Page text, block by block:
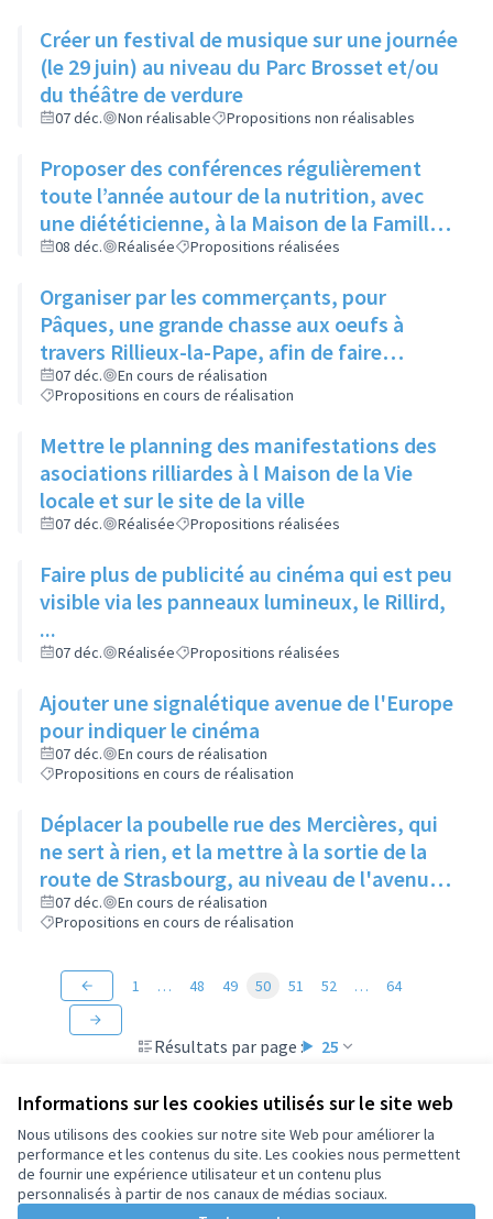
Informations sur les cookies utilisés sur le site web
Nous utilisons des cookies sur notre site Web pour améliorer la
performance et les contenus du site. Les cookies nous permettent
de fournir une expérience utilisateur et un contenu plus
personnalisés à partir de nos canaux de médias sociaux.
Créer un festival de musique sur une journée
(le 29 juin) au niveau du Parc Brosset et/ou
du théâtre de verdure
07 déc. Non réalisable Propositions non réalisables
Proposer des conférences régulièrement
toute l’année autour de la nutrition, avec
une diététicienne, à la Maison de la Famille
et de la Parentalité
08 déc. Réalisée Propositions réalisées
Organiser par les commerçants, pour
Pâques, une grande chasse aux oeufs à
travers Rillieux-la-Pape, afin de faire
connaître différents endroits aux habitants
07 déc.
En cours de réalisation
Propositions en cours de réalisation
Mettre le planning des manifestations des
asociations rilliardes à l Maison de la Vie
locale et sur le site de la ville
07 déc. Réalisée Propositions réalisées
Faire plus de publicité au cinéma qui est peu
visible via les panneaux lumineux, le Rillird,
...
07 déc. Réalisée Propositions réalisées
Ajouter une signalétique avenue de l'Europe
pour indiquer le cinéma
07 déc.
En cours de réalisation
Propositions en cours de réalisation
Déplacer la poubelle rue des Mercières, qui
ne sert à rien, et la mettre à la sortie de la
route de Strasbourg, au niveau de l'avenue
Jean Moulin, en face de l'immeuble en
construction
07 déc.
En cours de réalisation
Propositions en cours de réalisation
Résultats par page : 25
1 … 48 49 50 51 52 … 64
Conditions d'utilisation
Paramètres des cookies